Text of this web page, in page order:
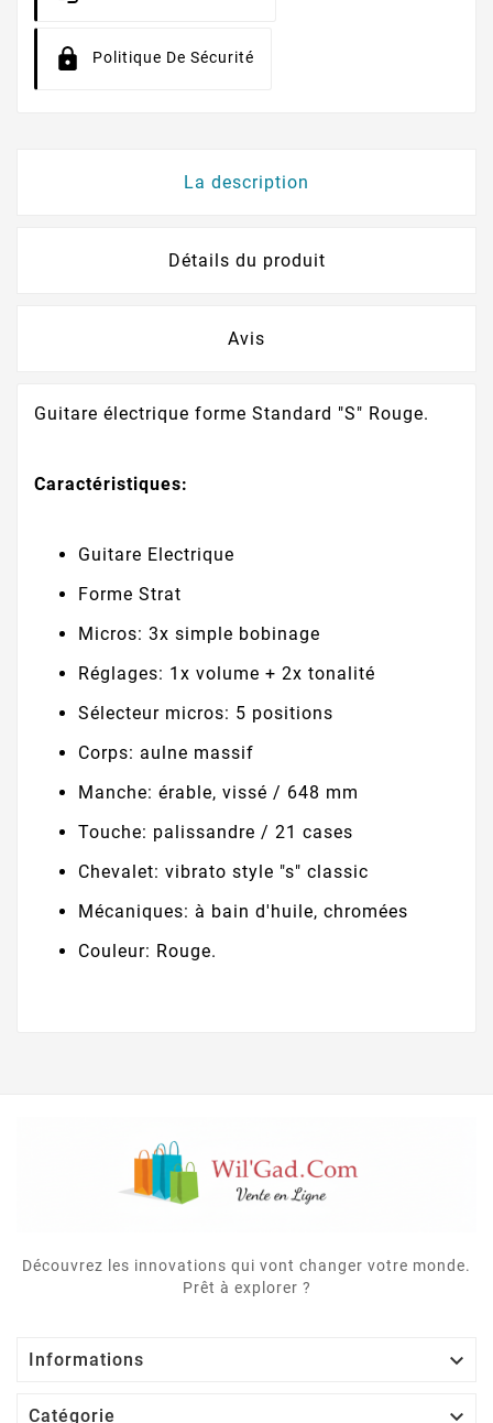
Politique De Sécurité
La description
Détails du produit
Avis
Guitare électrique forme Standard "S" Rouge.
Caractéristiques:
Guitare Electrique
Forme Strat
Micros: 3x simple bobinage
Réglages: 1x volume + 2x tonalité
Sélecteur micros: 5 positions
Corps: aulne massif
Manche: érable, vissé / 648 mm
Touche: palissandre / 21 cases
Chevalet: vibrato style "s" classic
Mécaniques: à bain d'huile, chromées
Couleur: Rouge.
Découvrez les innovations qui vont changer votre monde.
Prêt à explorer ?
Informations 
Catégorie